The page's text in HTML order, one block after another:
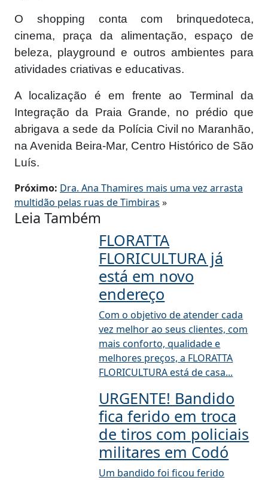
O shopping conta com brinquedoteca,
cinema, praça da alimentação, espaço de
beleza, playground e outros ambientes para
atividades criativas e educativas.
A localização é em frente ao Terminal da
Integração da Praia Grande, no prédio que
abrigava a sede da Polícia Civil no Maranhão,
na Avenida Beira-Mar, Centro Histórico de São
Luís.
Próximo: Dra. Ana Thamires mais uma vez arrasta
multidão pelas ruas de Timbiras »
Leia Também
FLORATTA
FLORICULTURA já
está em novo
endereço
Com o objetivo de atender cada
vez melhor ao seus clientes, com
mais conforto, qualidade e
melhores preços, a FLORATTA
FLORICULTURA está de casa...
URGENTE! Bandido
fica ferido em troca
de tiros com policiais
militares em Codó
Um bandido foi ficou ferido